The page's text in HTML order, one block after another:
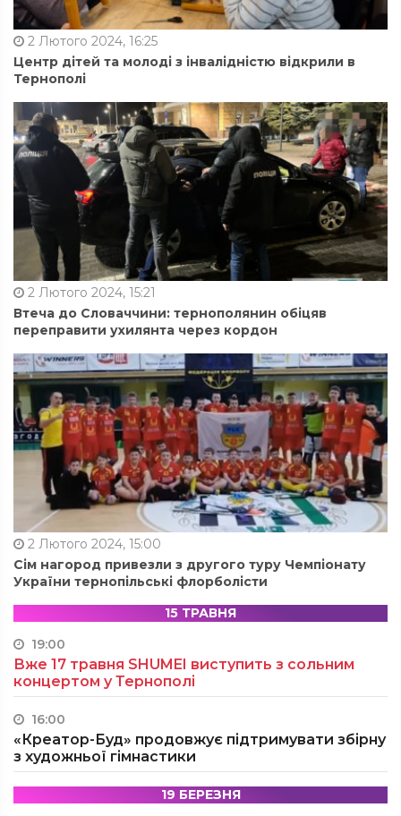
2 Лютого 2024, 16:25
Центр дітей та молоді з інвалідністю відкрили в
Тернополі
2 Лютого 2024, 15:21
Втеча до Словаччини: тернополянин обіцяв
переправити ухилянта через кордон
2 Лютого 2024, 15:00
Сім нагород привезли з другого туру Чемпіонату
України тернопільські флорболісти
15 ТРАВНЯ
19:00
Вже 17 травня SHUMEI виступить з сольним
концертом у Тернополі
16:00
«Креатор-Буд» продовжує підтримувати збірну
з художньої гімнастики
19 БЕРЕЗНЯ